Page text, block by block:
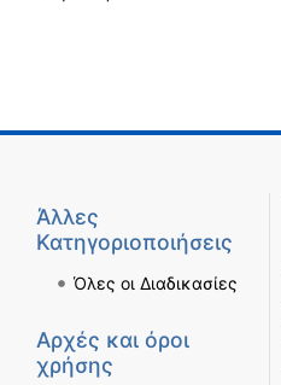
Άλλες
Κατηγοριοποιήσεις
Όλες οι Διαδικασίες
Αρχές και όροι
χρήσης